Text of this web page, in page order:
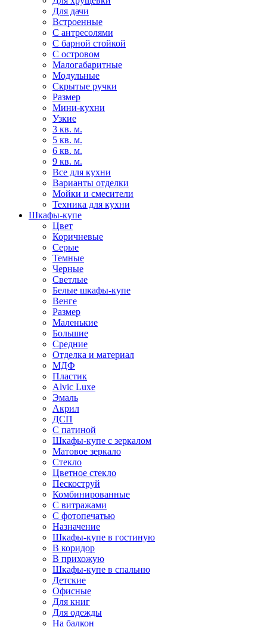
Для дачи
Встроенные
С антресолями
С барной стойкой
С островом
Малогабаритные
Модульные
Скрытые ручки
Размер
Мини-кухни
Узкие
3 кв. м.
5 кв. м.
6 кв. м.
9 кв. м.
Все для кухни
Варианты отделки
Мойки и смесители
Техника для кухни
Шкафы-купе
Цвет
Коричневые
Серые
Темные
Черные
Светлые
Белые шкафы-купе
Венге
Размер
Маленькие
Большие
Средние
Отделка и материал
МДФ
Пластик
Alvic Luxe
Эмаль
Акрил
ДСП
С патиной
Шкафы-купе с зеркалом
Матовое зеркало
Стекло
Цветное стекло
Пескоструй
Комбинированные
С витражами
С фотопечатью
Назначение
Шкафы-купе в гостиную
В коридор
В прихожую
Шкафы-купе в спальню
Детские
Офисные
Для книг
Для одежды
На балкон